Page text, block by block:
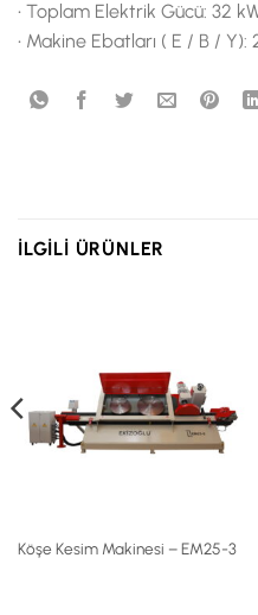
• Toplam Elektrik Gücü: 32
• Makine Ebatları ( E / B /
İLGILI ÜRÜNLER
Köşe Kesim Makinesi – EM25-3